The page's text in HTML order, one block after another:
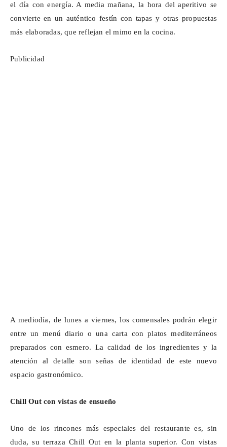
el día con energía. A media mañana, la hora del aperitivo se
convierte en un auténtico festín con tapas y otras propuestas
más elaboradas, que reflejan el mimo en la cocina.
Publicidad
A mediodía, de lunes a viernes, los comensales podrán elegir
entre un menú diario o una carta con platos mediterráneos
preparados con esmero. La calidad de los ingredientes y la
atención al detalle son señas de identidad de este nuevo
espacio gastronómico.
Chill Outcon vistas de ensueño
Uno de los rincones más especiales del restaurante es, sin
duda, su terrazaChill Out en la planta superior. Con vistas